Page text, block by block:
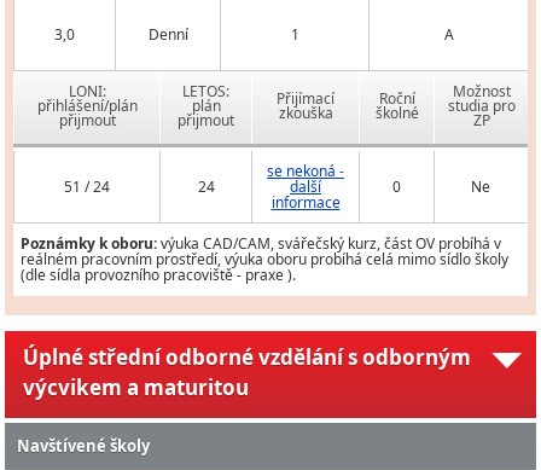
3,0 Denní 1 A
LONI:
přihlášení/plán
přijmout
LETOS:
plán
přijmout
Přijímací
zkouška
Roční
školné
Možnost
studia pro
ZP
51 / 24 24
se nekoná -
další
informace
0 Ne
Poznámky k oboru:výuka CAD/CAM, svářečský kurz, část OV probíhá v
reálném pracovním prostředí, výuka oboru probíhá celá mimo sídlo školy
(dle sídla provozního pracoviště - praxe ).
Úplné střední odborné vzdělání s odborným
výcvikem a maturitou
Navštívené školy